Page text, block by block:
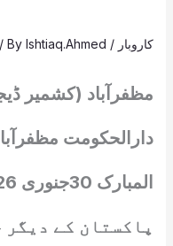
کاروبار /
/ ByIshtiaq.Ahmed
مظفرآباد (کشمیر
دارالحکومت
پاکستان کے